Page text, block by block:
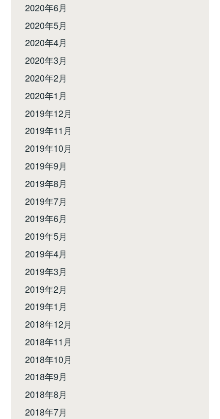
2020年6月
2020年5月
2020年4月
2020年3月
2020年2月
2020年1月
2019年12月
2019年11月
2019年10月
2019年9月
2019年8月
2019年7月
2019年6月
2019年5月
2019年4月
2019年3月
2019年2月
2019年1月
2018年12月
2018年11月
2018年10月
2018年9月
2018年8月
2018年7月